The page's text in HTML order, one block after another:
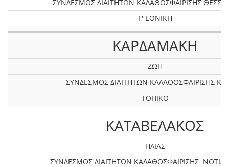
ΣΥΝΔΕΣΜΟΣ ΔΙΑΙΤΗΤΩΝ ΚΑΛΑΘΟΣΦΑΙΡΙΣΗΣ
Γ' ΕΘΝΙΚΗ
ΚΑΡΔΑΜΑΚΗ
ΖΩΗ
ΣΥΝΔΕΣΜΟΣ ΔΙΑΙΤΗΤΩΝ ΚΑΛΑΘΟΣΦΑΙΡΙΣΗΣ
ΤΟΠΙΚΟ
ΚΑΤΑΒΕΛΑΚΟΣ
ΗΛΙΑΣ
ΣΥΝΔΕΣΜΟΣ ΔΙΑΙΤΗΤΩΝ ΚΑΛΑΘΟΣΦΑΙΡΙΣΗΣ